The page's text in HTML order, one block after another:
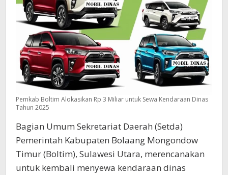
Pemkab Boltim Alokasikan Rp 3 Miliar untuk Sewa Kendaraan Dinas
Tahun 2025
Bagian Umum Sekretariat Daerah (Setda)
Pemerintah Kabupaten Bolaang Mongondow
Timur (Boltim), Sulawesi Utara, merencanakan
untuk kembali menyewa kendaraan dinas